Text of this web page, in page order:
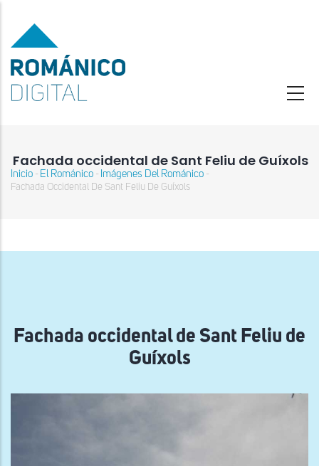
contenido
principal
Fachada occidental de Sant Feliu de Guíxols
Sobrescribir
ayuda
Inicio - El Románico - Imágenes Del Románico -
Fachada Occidental De Sant Feliu De Guíxols
Fachada occidental de Sant Feliu de
Guíxols